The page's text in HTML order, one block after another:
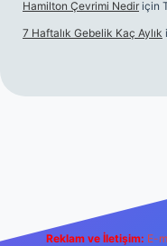
Hamilton Çevrimi Nedir için
7 Haftalık Gebelik Kaç Aylık
Reklam ve İletişim: E-